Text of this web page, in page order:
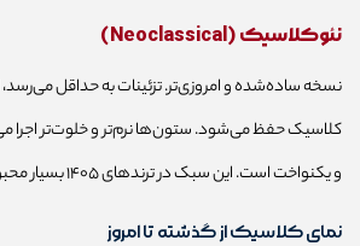
نئوکلاسیک (Neoclassical)
نسخه ساده‌شده و امروزی‌تر. تزئینات به حداقل می‌رسد،
کلاسیک حفظ می‌شود. ستون‌ها نرم‌تر و خلوت‌تر
و یکنواخت است. این سبک در ترندهای ۱۴۰۵ بسیار محبوب شده است.
نمای کلاسیک از گذشته تا امروز